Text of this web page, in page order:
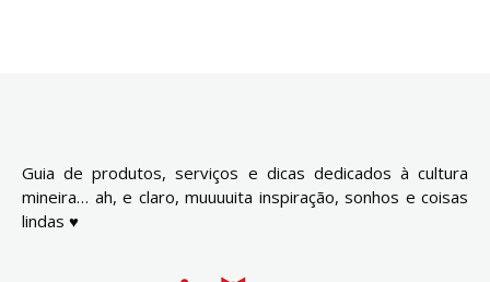
Guia de produtos, serviços e dicas dedicados à cultura
mineira… ah, e claro, muuuuita inspiração, sonhos e coisas
lindas ♥